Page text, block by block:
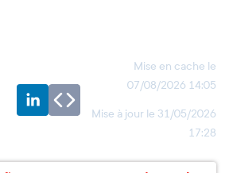
Mise en cache le
07/08/2026 14:05
Mise à jour le 31/05/2026
17:28